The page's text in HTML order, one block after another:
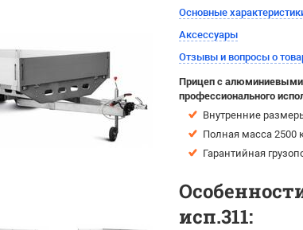
Основные
Аксессуары
Отзывы и вопросы о
Прицеп с
профессионального
Внутренние
Полная масса 2500
Гарантийная
исп.311: